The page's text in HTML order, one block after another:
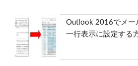
Outlook 2016でメー
一行表示に設定する